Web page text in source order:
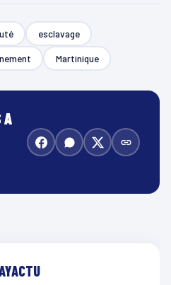
esclavage
Martinique
A